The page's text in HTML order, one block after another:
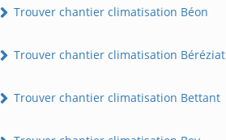
Trouver chantier climatisation Béon
Trouver chantier climatisation Béréziat
Trouver chantier climatisation Bettant